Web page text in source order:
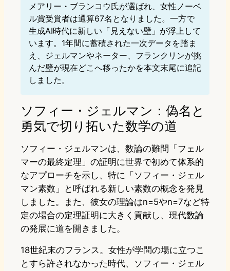
メアリー・ブランコウ氏が選ばれ、女性ノーベ
ル賞受賞者は通算67名となりました。一方で
生成AI時代に新しい「見えない壁」が浮上して
います。1年間に蓄積された一次データを踏ま
え、ジェルマンやネーター、フランクリンが挑
んだ壁が現在どこへ移ったかを本文末尾に追記
しました。
ソフィー・ジェルマン：偽名と
勇気で切り拓いた数学の道
ソフィー・ジェルマンは、数論の難問「フェル
マーの最終定理」の証明に世界で初めて体系的
なアプローチを示し、特に「ソフィー・ジェル
マン素数」と呼ばれる新しい素数の概念を発見
しました。また、彼女の理論はn=5やn=7など特
定の場合の定理証明に大きく貢献し、現代数論
の発展に道を開きました。
18世紀末のフランス。女性が学問の場に立つこ
とすら許されなかった時代、ソフィー・ジェル